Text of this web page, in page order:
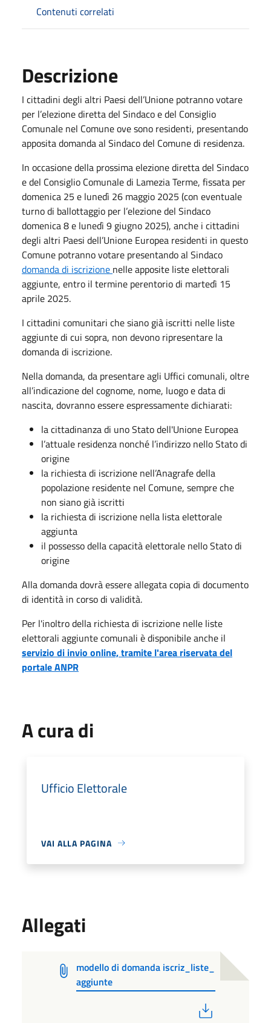
Contenuti correlati
Descrizione
I cittadini degli altri Paesi dell’Unione potranno votare
per l’elezione diretta del Sindaco e del Consiglio
Comunale nel Comune ove sono residenti, presentando
apposita domanda al Sindaco del Comune di residenza.
In occasione della prossima elezione diretta del Sindaco
e del Consiglio Comunale di Lamezia Terme, fissata per
domenica 25 e lunedì 26 maggio 2025 (con eventuale
turno di ballottaggio per l’elezione del Sindaco
domenica 8 e lunedì 9 giugno 2025), anche i cittadini
degli altri Paesi dell’Unione Europea residenti in questo
Comune potranno votare presentando al Sindaco
domanda di iscrizione nelle apposite liste elettorali
aggiunte, entro il termine perentoriodi martedì 15
aprile 2025.
I cittadini comunitari che siano già iscritti nelle liste
aggiunte di cui sopra, non devono ripresentare la
domanda di iscrizione.
Nella domanda, da presentare agli Uffici comunali, oltre
all’indicazione del cognome, nome, luogo e data di
nascita, dovranno essere espressamente dichiarati:
la cittadinanza di uno Stato dell'Unione Europea
l’attuale residenza nonché l’indirizzo nello Stato di
origine
la richiesta di iscrizione nell’Anagrafe della
popolazione residente nel Comune, sempre che
non siano già iscritti
la richiesta di iscrizione nella lista elettorale
aggiunta
il possesso della capacità elettorale nello Stato di
origine
Alla domanda dovrà essere allegata copia di documento
di identità in corso di validità.
Per l'inoltro della richiesta di iscrizione nelle liste
elettorali aggiunte comunali è disponibile anche il
servizio di invio online, tramite l'area riservata del
portale ANPR
A cura di
Ufficio Elettorale
VAI ALLA PAGINA
Allegati
modello di domanda iscriz_liste_
aggiunte